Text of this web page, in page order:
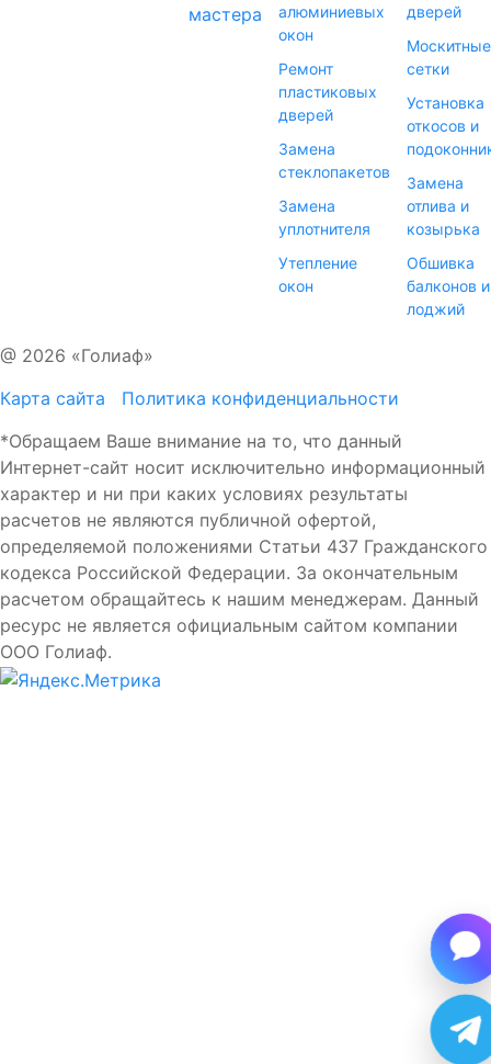
мастера
алюминиевых
окон
Ремонт
пластиковых
дверей
Замена
стеклопакетов
Замена
уплотнителя
Утепление
окон
дверей
Москитные
сетки
Установка
откосов и
Замена
отлива и
козырька
Обшивка
балконов и
лоджий
@ 2026 «Голиаф»
Карта сайта
Политика конфиденциальности
*Обращаем Ваше внимание на то, что данный
Интернет-сайт носит исключительно информационный
характер и ни при каких условиях результаты
расчетов не являются публичной офертой,
определяемой положениями Статьи 437 Гражданского
кодекса Российской Федерации. За окончательным
расчетом обращайтесь к нашим менеджерам. Данный
ресурс не является официальным сайтом компании
ООО Голиаф.